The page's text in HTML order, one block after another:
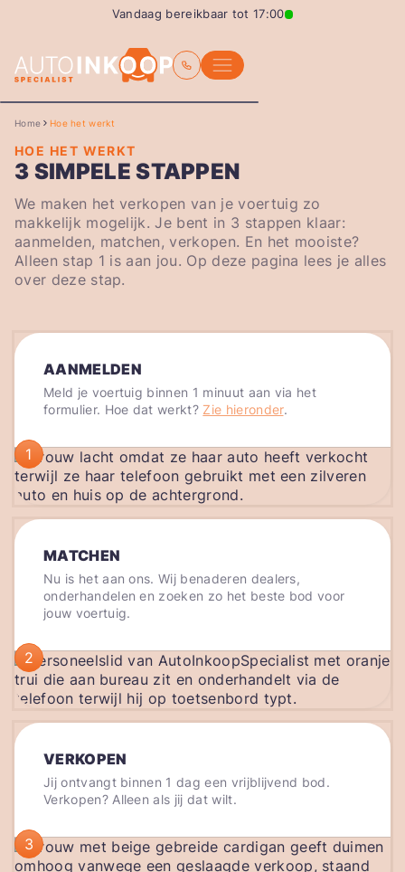
Vandaag bereikbaar tot 17:00
Home Hoe het werkt
HOE HET WERKT
3 SIMPELE STAPPEN
We maken het verkopen van je voertuig zo
makkelijk mogelijk. Je bent in 3 stappen klaar:
aanmelden, matchen, verkopen. En het mooiste?
Alleen stap 1 is aan jou. Op deze pagina lees je alles
over deze stap.
AANMELDEN
Meld je voertuig binnen 1 minuut aan via het
formulier. Hoe dat werkt? Zie hieronder.
1
MATCHEN
Nu is het aan ons. Wij benaderen dealers,
onderhandelen en zoeken zo het beste bod voor
jouw voertuig.
2
VERKOPEN
Jij ontvangt binnen 1 dag een vrijblijvend bod.
Verkopen? Alleen als jij dat wilt.
3